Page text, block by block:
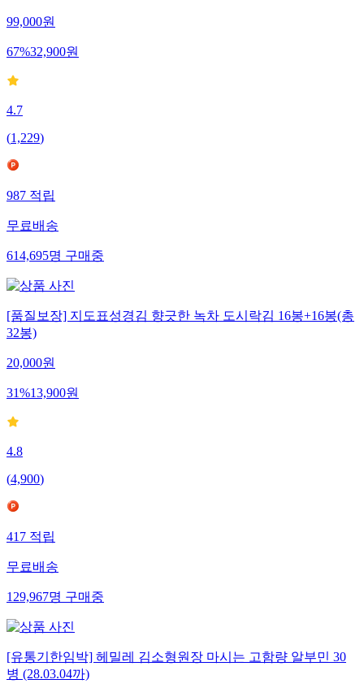
99,000원
67%32,900원
4.7
(1,229)
987 적립
무료배송
614,695명 구매중
[품질보장] 지도표성경김 향긋한 녹차 도시락김 16봉+16봉(총
32봉)
20,000원
31%13,900원
4.8
(4,900)
417 적립
무료배송
129,967명 구매중
[유통기한임박] 헤밀레 김소형원장 마시는 고함량 알부민 30
병 (28.03.04까)